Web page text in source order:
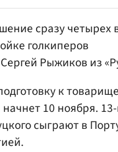
сразу четырех
голкиперов
Рыжиков из
к
10 ноября.
сыграют в